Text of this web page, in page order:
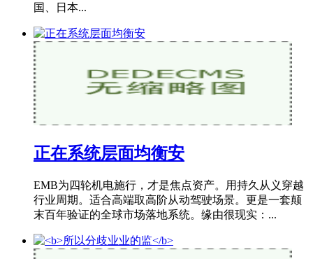
国、日本...
正在系统层面均衡安
EMB为四轮机电施行，才是焦点资产。用持久从义穿越
行业周期。适合高端取高阶从动驾驶场景。更是一套颠
末百年验证的全球市场落地系统。缘由很现实：...